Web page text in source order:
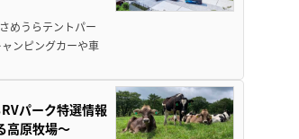
めうらテントパー
ンピングカーや車
パーク特選情報
高原牧場～